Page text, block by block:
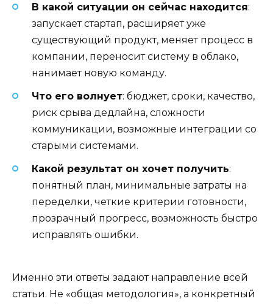
В какой ситуации он сейчас находится:
запускает стартап, расширяет уже
существующий продукт, меняет процесс в
компании, переносит систему в облако,
нанимает новую команду.
Что его волнует: бюджет, сроки, качество,
риск срыва дедлайна, сложности
коммуникации, возможные интеграции со
старыми системами.
Какой результат он хочет получить:
понятный план, минимальные затраты на
переделки, четкие критерии готовности,
прозрачный прогресс, возможность быстро
исправлять ошибки.
Именно эти ответы задают направление всей
статьи. Не «общая методология», а конкретный